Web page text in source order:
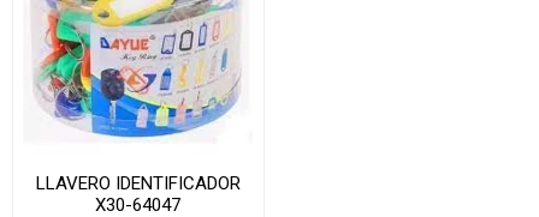
LLAVERO IDENTIFICADOR
X30-64047